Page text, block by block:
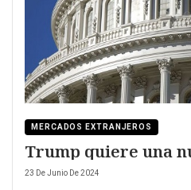
MERCADOS EXTRANJEROS
Trump quiere una
23 De Junio De 2024